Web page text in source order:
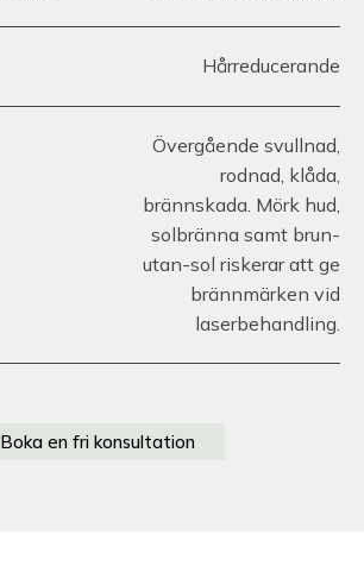
Hårreducerande
Övergående svullnad,
rodnad, klåda,
brännskada. Mörk hud,
solbränna samt brun-
utan-sol riskerar att ge
brännmärken vid
laserbehandling.
Boka en fri konsultation